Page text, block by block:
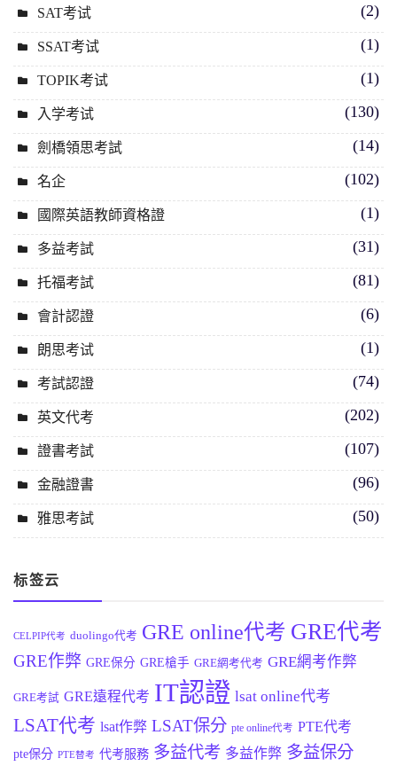
SAT考试 (2)
SSAT考试 (1)
TOPIK考试 (1)
入学考试 (130)
劍橋領思考試 (14)
名企 (102)
國際英語教師資格證 (1)
多益考試 (31)
托福考試 (81)
會計認證 (6)
朗思考试 (1)
考試認證 (74)
英文代考 (202)
證書考試 (107)
金融證書 (96)
雅思考試 (50)
标签云
CELPIP代考 duolingo代考 GRE online代考 GRE代考
GRE作弊 GRE保分 GRE槍手 GRE網考代考 GRE網考作弊
GRE考試 GRE遠程代考 IT認證 lsat online代考
LSAT代考 lsat作弊 LSAT保分 pte online代考 PTE代考
pte保分 PTE替考 代考服務 多益代考 多益作弊 多益保分